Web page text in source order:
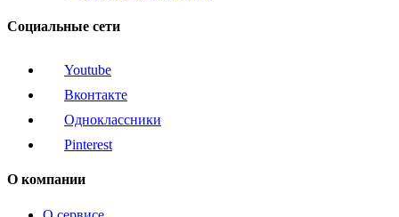
Социальные сети
Youtube
Вконтакте
Одноклассники
Pinterest
О компании